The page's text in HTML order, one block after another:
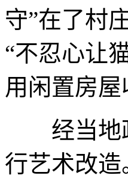
守”在了村
“不忍心让
用闲置房屋
经当地政
行艺术改